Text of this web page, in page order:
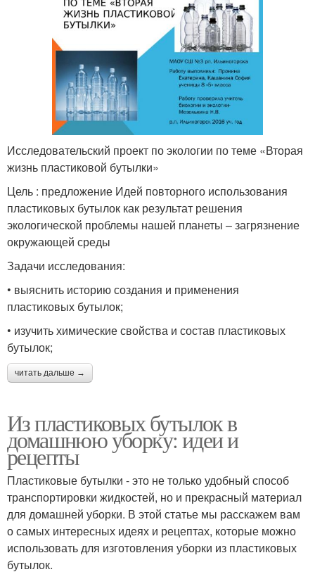
Исследовательский проект по экологии по теме «Вторая
жизнь пластиковой бутылки»
Цель : предложение Идей повторного использования
пластиковых бутылок как результат решения
экологической проблемы нашей планеты – загрязнение
окружающей среды
Задачи исследования:
• выяснить историю создания и применения
пластиковых бутылок;
• изучить химические свойства и состав пластиковых
бутылок;
читать дальше →
Из пластиковых бутылок в
домашнюю уборку: идеи и
рецепты
Пластиковые бутылки - это не только удобный способ
транспортировки жидкостей, но и прекрасный материал
для домашней уборки. В этой статье мы расскажем вам
о самых интересных идеях и рецептах, которые можно
использовать для изготовления уборки из пластиковых
бутылок.